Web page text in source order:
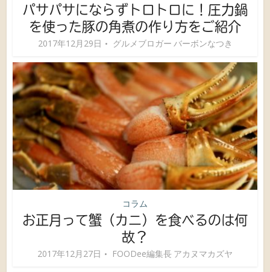
パサパサにならずトロトロに！圧力鍋
を使った豚の角煮の作り方をご紹介
2017年12月29日 グルメブロガー バーボンなつき
コラム
お正月って蟹（カニ）を食べるのは何
故？
2017年12月27日 FOODee編集長 アカヌマカズヤ